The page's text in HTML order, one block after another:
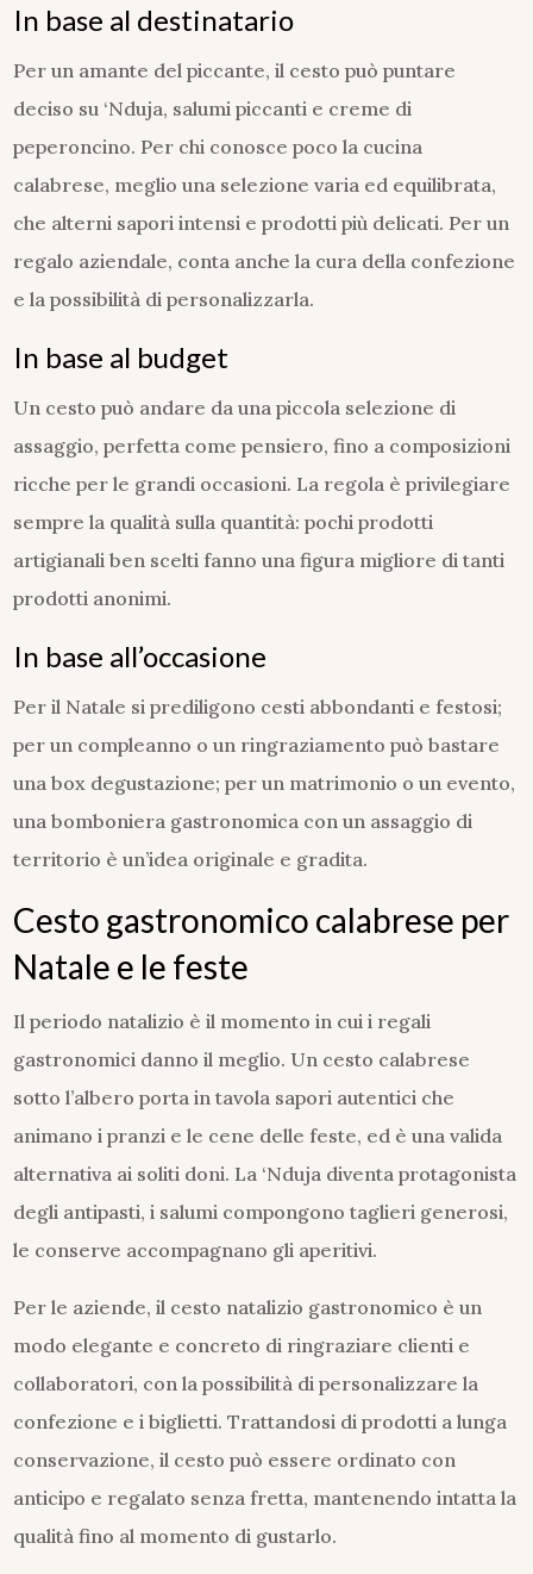
In base al destinatario
Per un amante del piccante, il cesto può puntare
deciso su ‘Nduja, salumi piccanti e creme di
peperoncino. Per chi conosce poco la cucina
calabrese, meglio una selezione varia ed equilibrata,
che alterni sapori intensi e prodotti più delicati. Per un
regalo aziendale, conta anche la cura della confezione
e la possibilità di personalizzarla.
In base al budget
Un cesto può andare da una piccola selezione di
assaggio, perfetta come pensiero, fino a composizioni
ricche per le grandi occasioni. La regola è privilegiare
sempre la qualità sulla quantità: pochi prodotti
artigianali ben scelti fanno una figura migliore di tanti
prodotti anonimi.
In base all’occasione
Per il Natale si prediligono cesti abbondanti e festosi;
per un compleanno o un ringraziamento può bastare
una box degustazione; per un matrimonio o un evento,
una bomboniera gastronomica con un assaggio di
territorio è un’idea originale e gradita.
Cesto gastronomico calabrese per
Natale e le feste
Il periodo natalizio è il momento in cui i regali
gastronomici danno il meglio. Un cesto calabrese
sotto l’albero porta in tavola sapori autentici che
animano i pranzi e le cene delle feste, ed è una valida
alternativa ai soliti doni. La ‘Nduja diventa protagonista
degli antipasti, i salumi compongono taglieri generosi,
le conserve accompagnano gli aperitivi.
Per le aziende, il cesto natalizio gastronomico è un
modo elegante e concreto di ringraziare clienti e
collaboratori, con la possibilità di personalizzare la
confezione e i biglietti. Trattandosi di prodotti a lunga
conservazione, il cesto può essere ordinato con
anticipo e regalato senza fretta, mantenendo intatta la
qualità fino al momento di gustarlo.